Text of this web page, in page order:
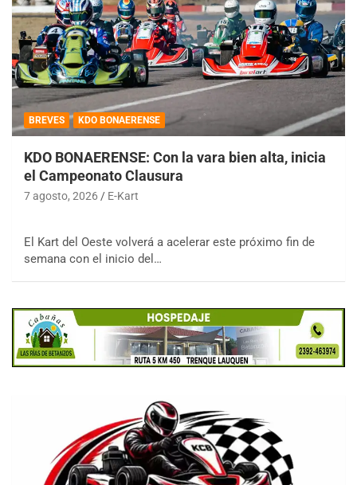
BREVES KDO BONAERENSE
KDO BONAERENSE: Con la vara bien alta, inicia
el Campeonato Clausura
7 agosto, 2026 E-Kart
El Kart del Oeste volverá a acelerar este próximo fin de
semana con el inicio del…